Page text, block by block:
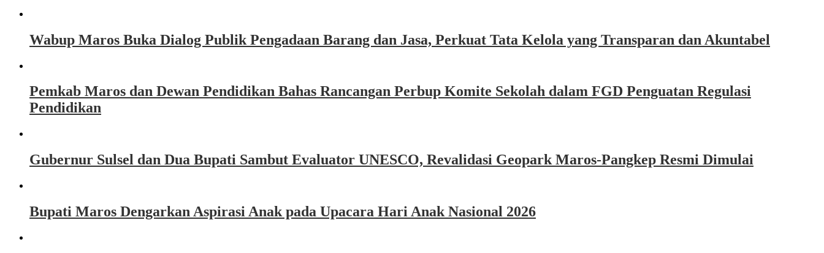
Wabup Maros Buka Dialog Publik Pengadaan Barang dan Jasa, Perkuat Tata Kelola yang Transparan dan Akuntabel
Pemkab Maros dan Dewan Pendidikan Bahas Rancangan Perbup Komite Sekolah dalam FGD Penguatan Regulasi
Pendidikan
Gubernur Sulsel dan Dua Bupati Sambut Evaluator UNESCO, Revalidasi Geopark Maros-Pangkep Resmi Dimulai
Bupati Maros Dengarkan Aspirasi Anak pada Upacara Hari Anak Nasional 2026